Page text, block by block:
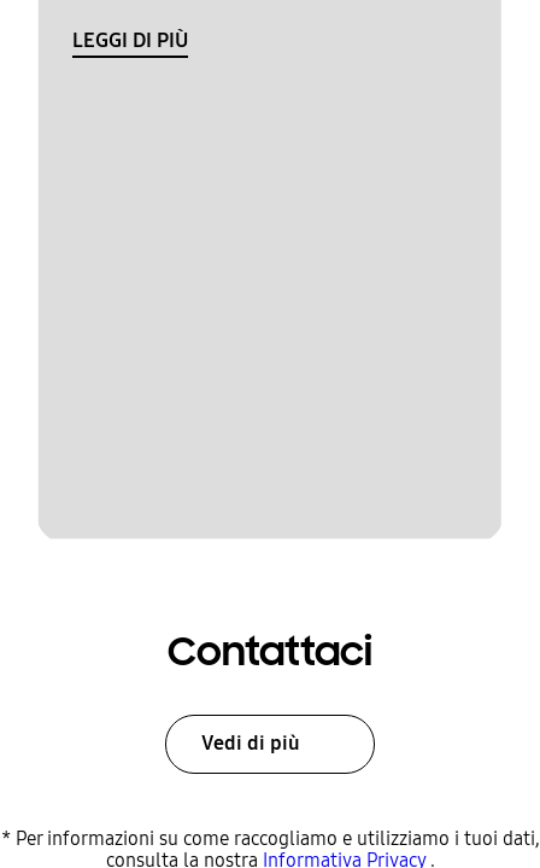
LEGGI DI PIÙ
Contattaci
Vedi di più
* Per informazioni su come raccogliamo e utilizziamo i tuoi dati,
consulta la nostra Informativa Privacy.